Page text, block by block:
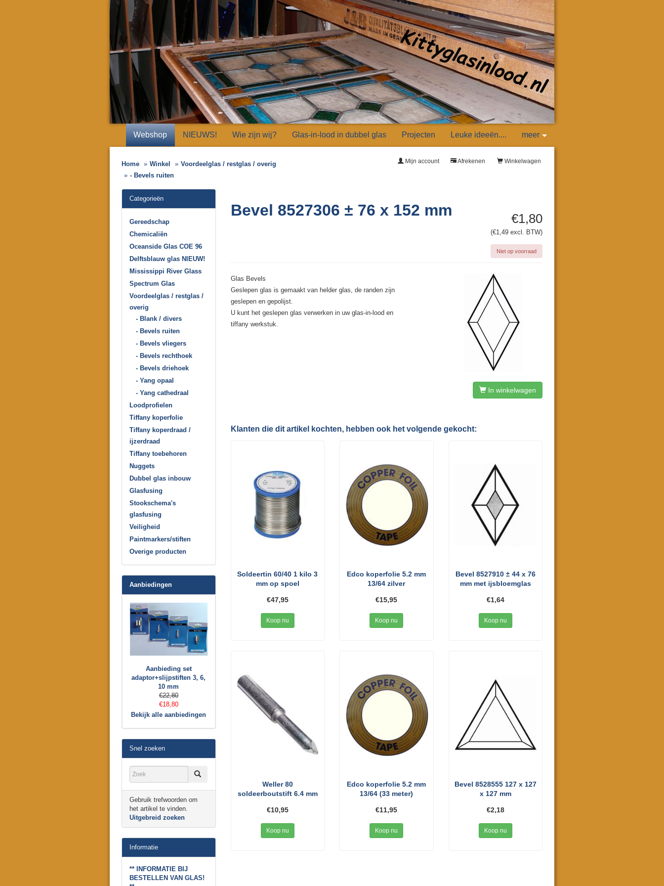
Webshop NIEUWS! Wie zijn wij? Glas-in-lood in dubbel glas Projecten Leuke ideeën.... meer
Home Winkel
Voordeelglas / restglas / overig
- Bevels ruiten
Winkelwagen
Afrekenen
Mijn account
€1,80
(€1,49 excl. BTW)
Niet op voorraad
Bevel 8527306 ± 76 x 152 mm
Glas Bevels
Geslepen glas is gemaakt van helder glas, de randen zijn
geslepen en gepolijst.
U kunt het geslepen glas verwerken in uw glas-in-lood en
tiffany werkstuk.
In winkelwagen
Klanten die dit artikel kochten, hebben ook het volgende gekocht:
Soldeertin 60/40 1 kilo 3
mm op spoel
€47,95
Koop nu
Edco koperfolie 5.2 mm
13/64 zilver
€15,95
Koop nu
Bevel 8527910 ± 44 x 76
mm met ijsbloemglas
€1,64
Koop nu
Weller 80
soldeerboutstift 6.4 mm
€10,95
Koop nu
Edco koperfolie 5.2 mm
13/64 (33 meter)
€11,95
Koop nu
Bevel 8528555 127 x 127
x 127 mm
€2,18
Koop nu
Categorieën
Gereedschap
Chemicaliën
Oceanside Glas COE 96
Delftsblauw glas NIEUW!
Mississippi River Glass
Spectrum Glas
Voordeelglas / restglas /
overig
- Blank / divers
- Bevels ruiten
- Bevels vliegers
- Bevels rechthoek
- Bevels driehoek
- Yang opaal
- Yang cathedraal
Loodprofielen
Tiffany koperfolie
Tiffany koperdraad /
ijzerdraad
Tiffany toebehoren
Nuggets
Dubbel glas inbouw
Glasfusing
Stookschema's
glasfusing
Veiligheid
Paintmarkers/stiften
Overige producten
Aanbiedingen
Aanbieding set
adaptor+slijpstiften 3, 6,
10 mm
€22,80
€18,80
Bekijk alle aanbiedingen
Snel zoeken
Gebruik trefwoorden om
het artikel te vinden.
Uitgebreid zoeken
Informatie
** INFORMATIE BIJ
BESTELLEN VAN GLAS!